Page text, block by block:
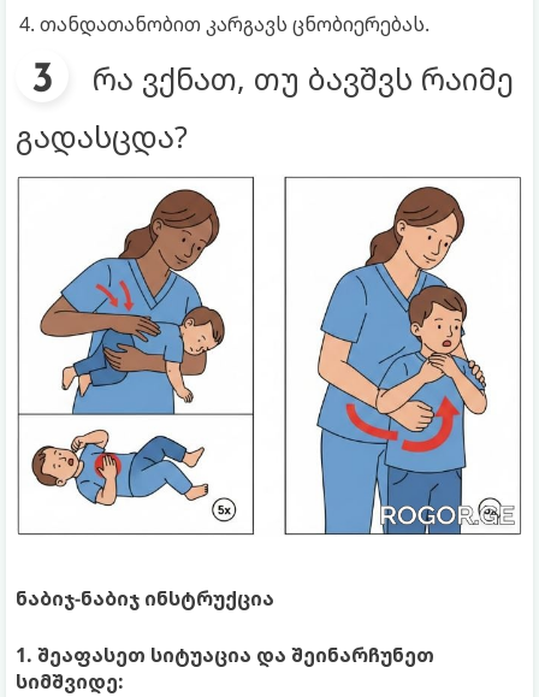
თანდათანობით კარგავს ცნობიერებას.
რა ვქნათ, თუ ბავშვს რაიმე
გადასცდა?
ნაბიჯ-ნაბიჯ ინსტრუქცია
1. შეაფასეთ სიტუაცია და შეინარჩუნეთ
სიმშვიდე: